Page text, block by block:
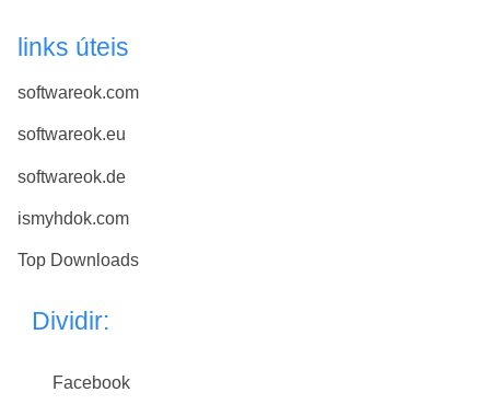
links úteis
softwareok.com
softwareok.eu
softwareok.de
ismyhdok.com
Top Downloads
Dividir:
Facebook